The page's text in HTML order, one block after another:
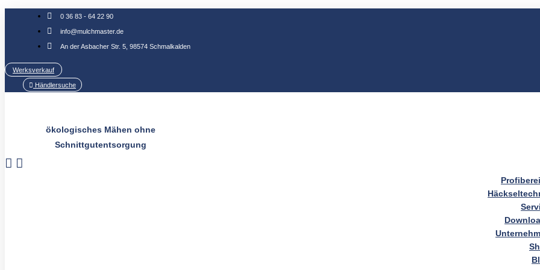
0 36 83 - 64 22 90
info@mulchmaster.de
An der Asbacher Str. 5, 98574 Schmalkalden
Werksverkauf
Händlersuche
ökologisches Mähen ohne
Schnittgutentsorgung